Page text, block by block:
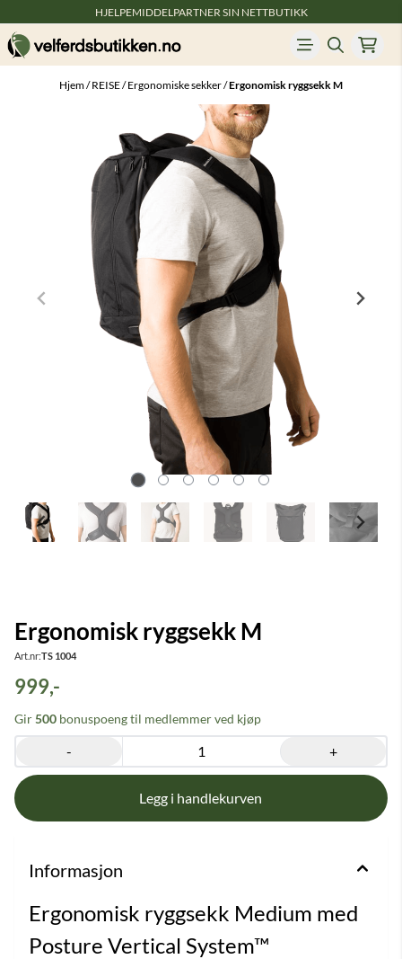
Hopp til innholdHJELPEMIDDELPARTNER SIN NETTBUTIKK
Hjem/REISE/Ergonomiske sekker/Ergonomisk ryggsekk M
Ergonomisk ryggsekk M
Art.nr:TS 1004
999,-
Gir500 bonuspoeng til medlemmer ved kjøp
- +
Informasjon
Ergonomisk ryggsekk Medium med
Posture Vertical System™